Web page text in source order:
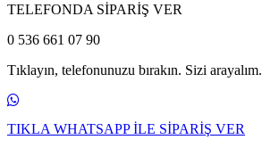
TELEFONDA SİPARİŞ VER
0 536 661 07 90
Tıklayın, telefonunuzu bırakın. Sizi arayalım.
TIKLA WHATSAPP İLE SİPARİŞ VER